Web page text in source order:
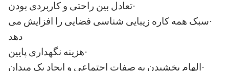
·تعادل بین راحتی و کاربردی بودن
·سبک همه کاره زیبایی شناسی فضایی را افزایش می
دهد
·هزینه نگهداری پایین
·الهام بخشیدن به صفات اجتماعی و ایجاد یک میدان